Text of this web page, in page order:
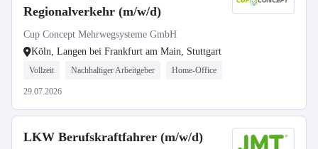
Regionalverkehr (m/w/d)
Cup Concept Mehrwegsysteme GmbH
Köln, Langen bei Frankfurt am Main, Stuttgart
Vollzeit Nachhaltiger Arbeitgeber Home-Office
29.07.2026
LKW Berufskraftfahrer (m/w/d)